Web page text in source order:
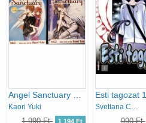
Kaori Yuki
1 990 Ft 1 194 Ft
Esti tagozat 1.
Svetlana Chmakova
990 Ft